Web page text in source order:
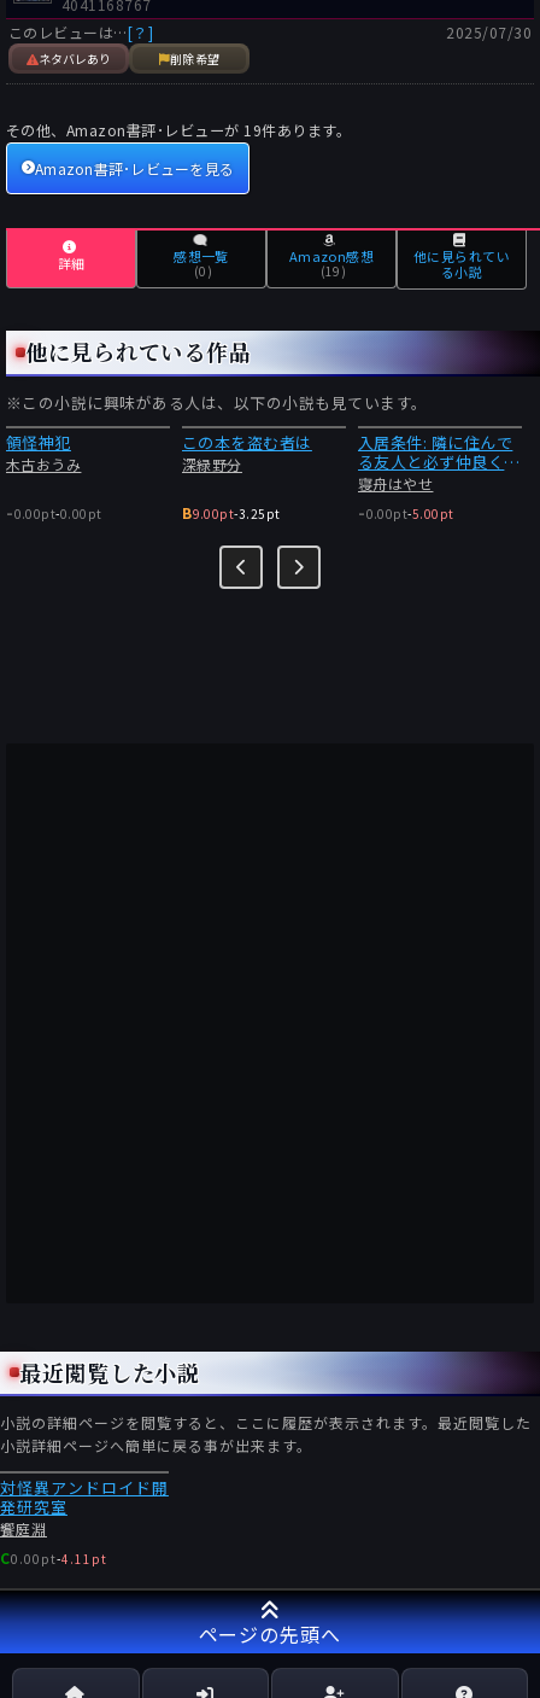
4041168767
このレビューは…[？]
ネタバレあり 削除希望
2025/07/30
その他、Amazon書評･レビューが19件あります。
Amazon書評･レビューを見る
詳細 感想一覧
(0)
Amazon感想
(19)
他に見られてい
る小説
他に見られている作品
※この小説に興味がある人は、以下の小説も見ています。
領怪神犯
木古おうみ
-0.00pt-0.00pt
この本を盗む者は
深緑野分
B9.00pt-3.25pt
入居条件: 隣に住んで
る友人と必ず仲良くし
てください2
寝舟はやせ
-0.00pt-5.00pt
最近閲覧した小説
小説の詳細ページを閲覧すると、ここに履歴が表示されます。最近閲覧した
小説詳細ページへ簡単に戻る事が出来ます。
対怪異アンドロイド開
発研究室
饗庭淵
C0.00pt-4.11pt
ページの先頭へ